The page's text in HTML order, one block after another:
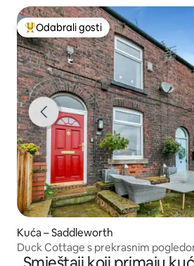
Među najviše rangiranima s
Odabrali gosti
Kuća – Saddleworth
Duck Cottage s prekrasnim